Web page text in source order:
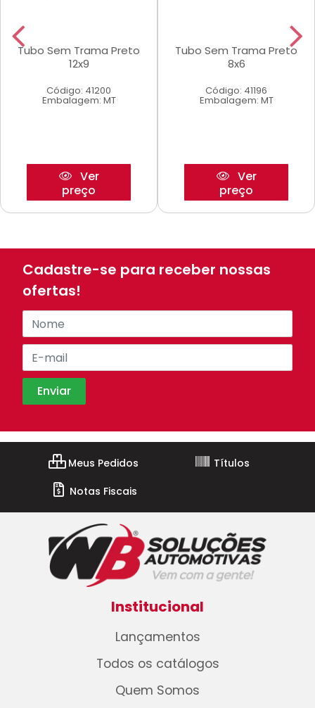
Tubo Sem Trama Preto
12x9
Código: 41200
Embalagem: MT
Ver
preço
Tubo Sem Trama Preto
8x6
Código: 41196
Embalagem: MT
Ver
preço
Cadastre-se para receber nossas
ofertas!
Meus Pedidos
Títulos
Notas Fiscais
Institucional
Lançamentos
Todos os catálogos
Quem Somos